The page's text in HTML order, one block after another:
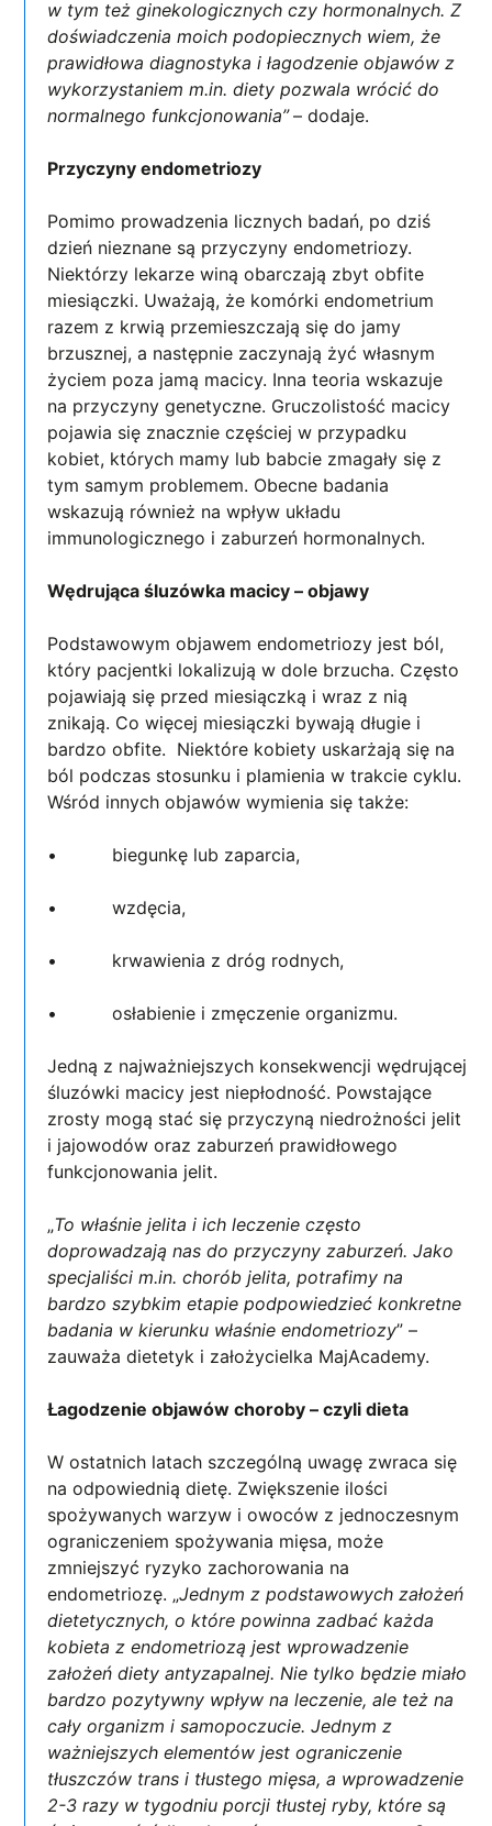
w tym też ginekologicznych czy hormonalnych. Z
doświadczenia moich podopiecznych wiem, że
prawidłowa diagnostyka i łagodzenie objawów z
wykorzystaniem m.in. diety pozwala wrócić do
normalnego funkcjonowania” – dodaje.
Przyczyny endometriozy
Pomimo prowadzenia licznych badań, po dziś
dzień nieznane są przyczyny endometriozy.
Niektórzy lekarze winą obarczają zbyt obfite
miesiączki. Uważają, że komórki endometrium
razem z krwią przemieszczają się do jamy
brzusznej, a następnie zaczynają żyć własnym
życiem poza jamą macicy. Inna teoria wskazuje
na przyczyny genetyczne. Gruczolistość macicy
pojawia się znacznie częściej w przypadku
kobiet, których mamy lub babcie zmagały się z
tym samym problemem. Obecne badania
wskazują również na wpływ układu
immunologicznego i zaburzeń hormonalnych.
Wędrująca śluzówka macicy – objawy
Podstawowym objawem endometriozy jest ból,
który pacjentki lokalizują w dole brzucha. Często
pojawiają się przed miesiączką i wraz z nią
znikają. Co więcej miesiączki bywają długie i
bardzo obfite. Niektóre kobiety uskarżają się na
ból podczas stosunku i plamienia w trakcie cyklu.
Wśród innych objawów wymienia się także:
• biegunkę lub zaparcia,
• wzdęcia,
• krwawienia z dróg rodnych,
• osłabienie i zmęczenie organizmu.
Jedną z najważniejszych konsekwencji wędrującej
śluzówki macicy jest niepłodność. Powstające
zrosty mogą stać się przyczyną niedrożności jelit
i jajowodów oraz zaburzeń prawidłowego
funkcjonowania jelit.
„To właśnie jelita i ich leczenie często
doprowadzają nas do przyczyny zaburzeń. Jako
specjaliści m.in. chorób jelita, potrafimy na
bardzo szybkim etapie podpowiedzieć konkretne
badania w kierunku właśnie endometriozy” –
zauważa dietetyk i założycielka MajAcademy.
Łagodzenie objawów choroby – czyli dieta
W ostatnich latach szczególną uwagę zwraca się
na odpowiednią dietę. Zwiększenie ilości
spożywanych warzyw i owoców z jednoczesnym
ograniczeniem spożywania mięsa, może
zmniejszyć ryzyko zachorowania na
endometriozę. „Jednym z podstawowych założeń
dietetycznych, o które powinna zadbać każda
kobieta z endometriozą jest wprowadzenie
założeń diety antyzapalnej. Nie tylko będzie miało
bardzo pozytywny wpływ na leczenie, ale też na
cały organizm i samopoczucie. Jednym z
ważniejszych elementów jest ograniczenie
tłuszczów trans i tłustego mięsa, a wprowadzenie
2-3 razy w tygodniu porcji tłustej ryby, które są